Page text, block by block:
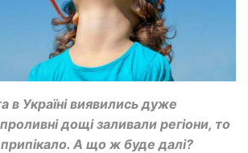
в Україні виявились дуже
дощі заливали регіони, то
А що ж буде далі?